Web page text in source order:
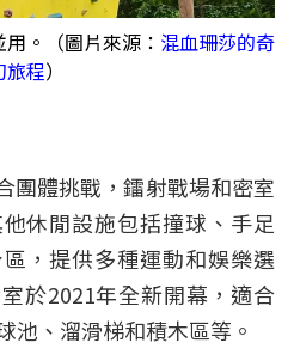
。（圖片來源： 混血珊莎的奇
旅程）
團體挑戰，鐳射戰場和密室
休閒設施包括撞球、手足
，提供多種運動和娛樂選
於2021年全新開幕，適合
池、溜滑梯和積木區等。